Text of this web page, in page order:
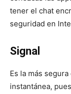
tener el chat
seguridad en
Signal
Es la más
instantánea,